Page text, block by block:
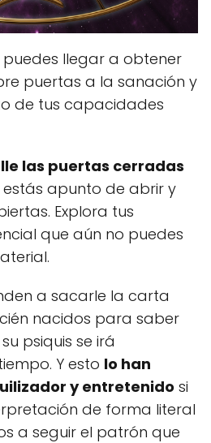
puedes llegar a obtener
puertas a la sanación y
de tus capacidades
las puertas cerradas
estás apunto de abrir y
Explora tus
que aún no puedes
a sacarle la carta
nacidos para saber
psiquis se irá
Y esto lo han
y entretenido si
de forma literal
a seguir el patrón que